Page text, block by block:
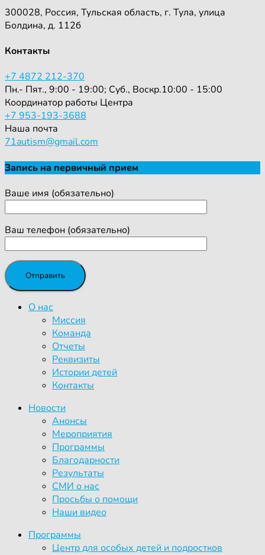
300028, Россия, Тульская область, г. Тула, улица
Болдина, д. 112б
Контакты
+7 4872 212-370
Пн.- Пят., 9:00 - 19:00; Суб., Воскр.10:00 - 15:00
Координатор работы Центра
+7 953-193-3688
Наша почта
71autism@gmail.com
Запись на первичный прием
Ваше имя (обязательно)
Ваш телефон (обязательно)
О нас
Миссия
Команда
Отчеты
Реквизиты
Истории детей
Контакты
Новости
Анонсы
Мероприятия
Программы
Благодарности
Результаты
СМИ о нас
Просьбы о помощи
Наши видео
Программы
Центр для особых детей и подростков